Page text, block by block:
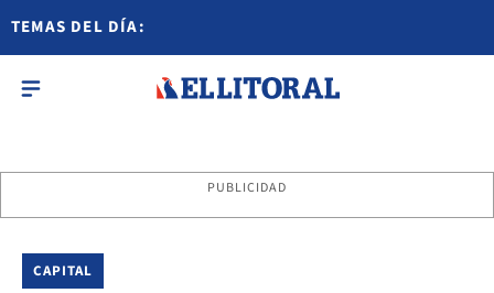
TEMAS DEL DÍA:
PUBLICIDAD
CAPITAL